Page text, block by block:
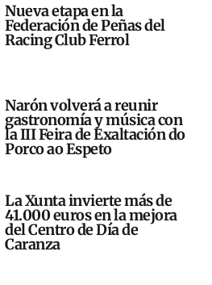
Nueva etapa en la
Federación de Peñas del
Racing Club Ferrol
Narón volverá a reunir
gastronomía y música con
la III Feira de Exaltación do
Porco ao Espeto
La Xunta invierte más de
41.000 euros en la mejora
del Centro de Día de
Caranza